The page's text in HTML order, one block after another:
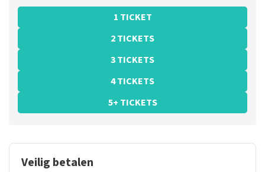
1 TICKET
2 TICKETS
3 TICKETS
4 TICKETS
5+ TICKETS
Veilig betalen